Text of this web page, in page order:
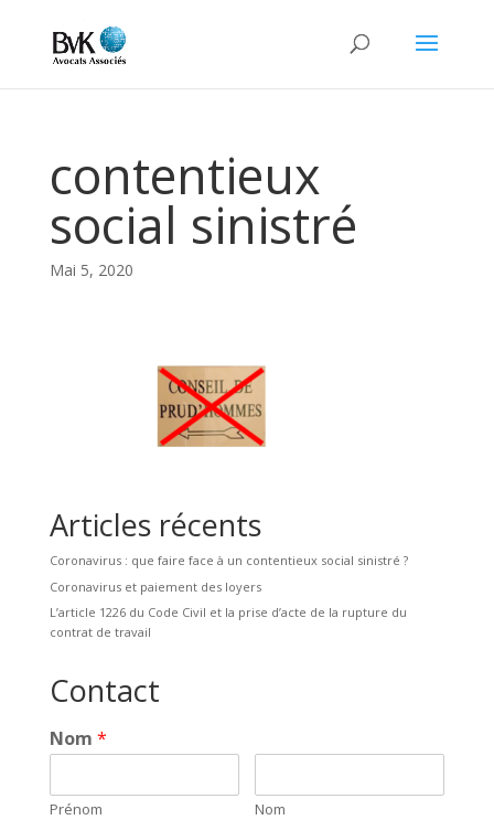
contentieux
social sinistré
Mai 5, 2020
Articles récents
Coronavirus : que faire face à un contentieux social sinistré ?
Coronavirus et paiement des loyers
L’article 1226 du Code Civil et la prise d’acte de la rupture du
contrat de travail
Contact
Nom *
Prénom Nom